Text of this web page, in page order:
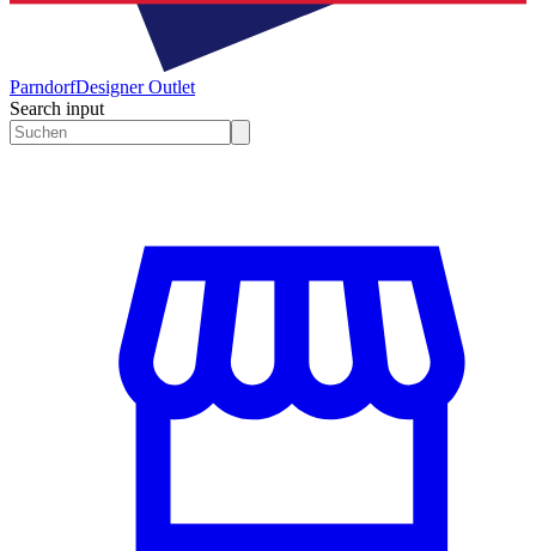
ParndorfDesigner Outlet
Search input